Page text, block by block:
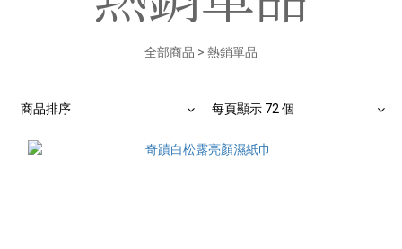
全部商品 > 熱銷單品
商品排序 每頁顯示 72 個